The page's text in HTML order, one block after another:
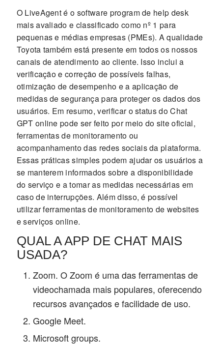
O LiveAgent é o software program de help desk
mais avaliado e classificado como nº 1 para
pequenas e médias empresas (PMEs). A qualidade
Toyota também está presente em todos os nossos
canais de atendimento ao cliente. Isso inclui a
verificação e correção de possíveis falhas,
otimização de desempenho e a aplicação de
medidas de segurança para proteger os dados dos
usuários. Em resumo, verificar o status do Chat
GPT online pode ser feito por meio do site oficial,
ferramentas de monitoramento ou
acompanhamento das redes sociais da plataforma.
Essas práticas simples podem ajudar os usuários a
se manterem informados sobre a disponibilidade
do serviço e a tomar as medidas necessárias em
caso de interrupções. Além disso, é possível
utilizar ferramentas de monitoramento de websites
e serviços online.
QUAL A APP DE CHAT MAIS
USADA?
Zoom. O Zoom é uma das ferramentas de
videochamada mais populares, oferecendo
recursos avançados e facilidade de uso.
Google Meet.
Microsoft groups.